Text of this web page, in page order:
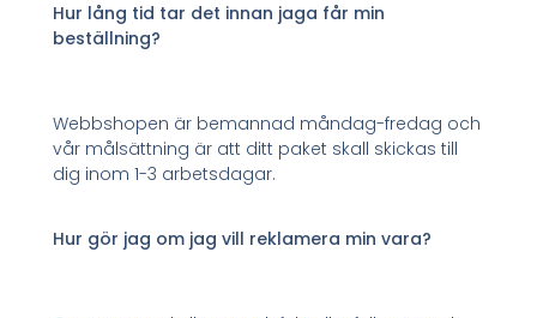
Hur lång tid tar det innan jaga får min
beställning?
Webbshopen är bemannad måndag-fredag och
vår målsättning är att ditt paket skall skickas till
dig inom 1-3 arbetsdagar.
Hur gör jag om jag vill reklamera min vara?